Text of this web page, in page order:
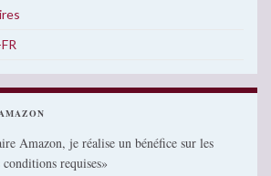
Amazon, je réalise un bénéfice sur les
requises»